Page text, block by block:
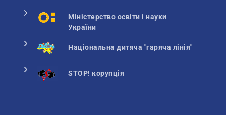
Міністерство освіти і науки
України
Національна дитяча "гаряча лінія"
STOP! корупція